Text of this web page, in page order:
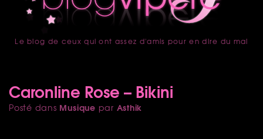
accueil
Le blog de ceux qui ont assez d'amis pour en dire du mal
Caronline Rose – Bikini
Posté dans Musique par Asthik